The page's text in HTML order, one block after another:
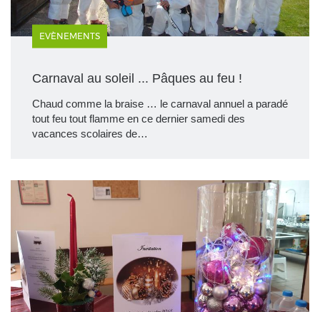
EVÈNEMENTS
Carnaval au soleil ... Pâques au feu !
Chaud comme la braise … le carnaval annuel a paradé
tout feu tout flamme en ce dernier samedi des
vacances scolaires de…